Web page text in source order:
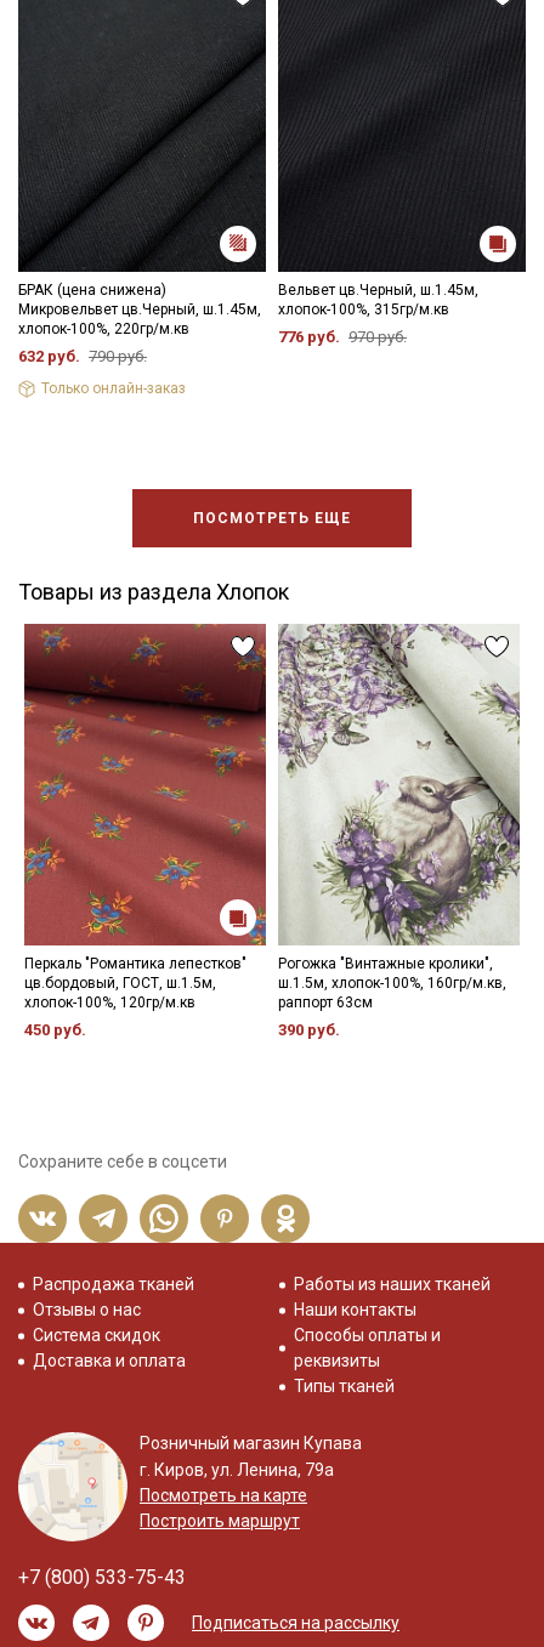
БРАК (цена снижена)
Микровельвет цв.Черный, ш.1.45м,
хлопок-100%, 220гр/м.кв
632 руб. 790 руб.
Только онлайн-заказ
Вельвет цв.Черный, ш.1.45м,
хлопок-100%, 315гр/м.кв
776 руб. 970 руб.
ПОСМОТРЕТЬ ЕЩЕ
Товары из раздела Хлопок
Перкаль "Романтика лепестков"
цв.бордовый, ГОСТ, ш.1.5м,
хлопок-100%, 120гр/м.кв
450 руб.
Рогожка "Винтажные кролики",
ш.1.5м, хлопок-100%, 160гр/м.кв,
раппорт 63см
390 руб.
Сохраните себе в соцсети
Распродажа тканей
Отзывы о нас
Система скидок
Доставка и оплата
Работы из наших тканей
Наши контакты
Способы оплаты и
реквизиты
Типы тканей
Розничный магазин Купава
г. Киров, ул. Ленина, 79а
Посмотреть на карте
Построить маршрут
+7 (800) 533-75-43
Подписаться на рассылку